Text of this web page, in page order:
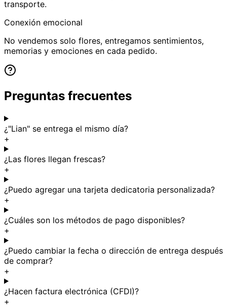
transporte.
Conexión emocional
No vendemos solo flores, entregamos sentimientos,
memorias y emociones en cada pedido.
Preguntas frecuentes
¿"Lian" se entrega el mismo día?
+
¿Las flores llegan frescas?
+
¿Puedo agregar una tarjeta dedicatoria personalizada?
+
¿Cuáles son los métodos de pago disponibles?
+
¿Puedo cambiar la fecha o dirección de entrega después
de comprar?
+
¿Hacen factura electrónica (CFDI)?
+